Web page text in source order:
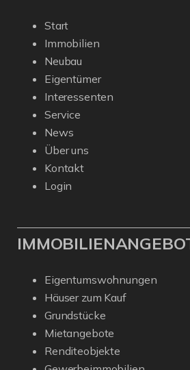
Start
Immobilien
Neubau
Eigentümer
Interessenten
Service
News
Über uns
Kontakt
Login
Eigentumswohnungen
Häuser zum Kauf
Grundstücke
Mietangebote
Renditeobjekte